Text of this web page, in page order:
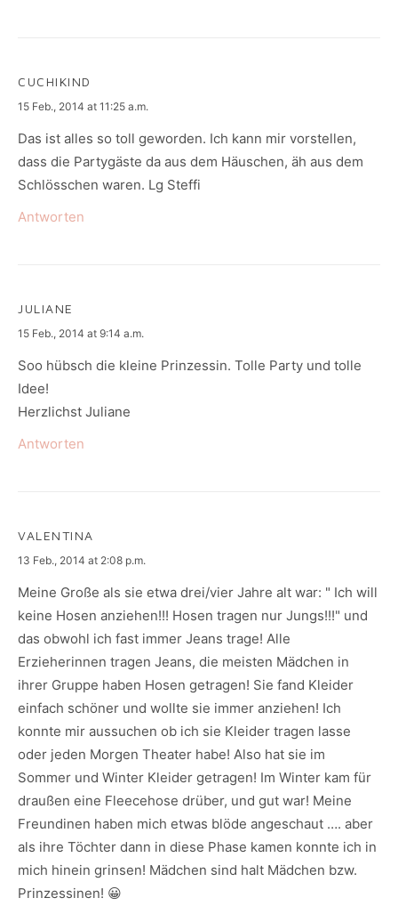
CUCHIKIND
says:
15 Feb., 2014 at 11:25 a.m.
Das ist alles so toll geworden. Ich kann mir vorstellen,
dass die Partygäste da aus dem Häuschen, äh aus dem
Schlösschen waren. Lg Steffi
Antworten
JULIANE
says:
15 Feb., 2014 at 9:14 a.m.
Soo hübsch die kleine Prinzessin. Tolle Party und tolle
Idee!
Herzlichst Juliane
Antworten
VALENTINA
says:
13 Feb., 2014 at 2:08 p.m.
Meine Große als sie etwa drei/vier Jahre alt war: " Ich will
keine Hosen anziehen!!! Hosen tragen nur Jungs!!!" und
das obwohl ich fast immer Jeans trage! Alle
Erzieherinnen tragen Jeans, die meisten Mädchen in
ihrer Gruppe haben Hosen getragen! Sie fand Kleider
einfach schöner und wollte sie immer anziehen! Ich
konnte mir aussuchen ob ich sie Kleider tragen lasse
oder jeden Morgen Theater habe! Also hat sie im
Sommer und Winter Kleider getragen! Im Winter kam für
draußen eine Fleecehose drüber, und gut war! Meine
Freundinen haben mich etwas blöde angeschaut …. aber
als ihre Töchter dann in diese Phase kamen konnte ich in
mich hinein grinsen! Mädchen sind halt Mädchen bzw.
Prinzessinen! 😀